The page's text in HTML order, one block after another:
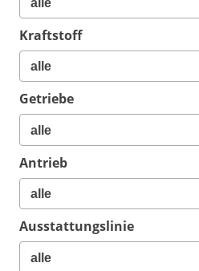
Kraftstoff
Getriebe
Antrieb
Ausstattungslinie